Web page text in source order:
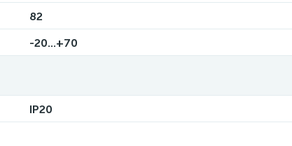
82
-20...+70
IP20